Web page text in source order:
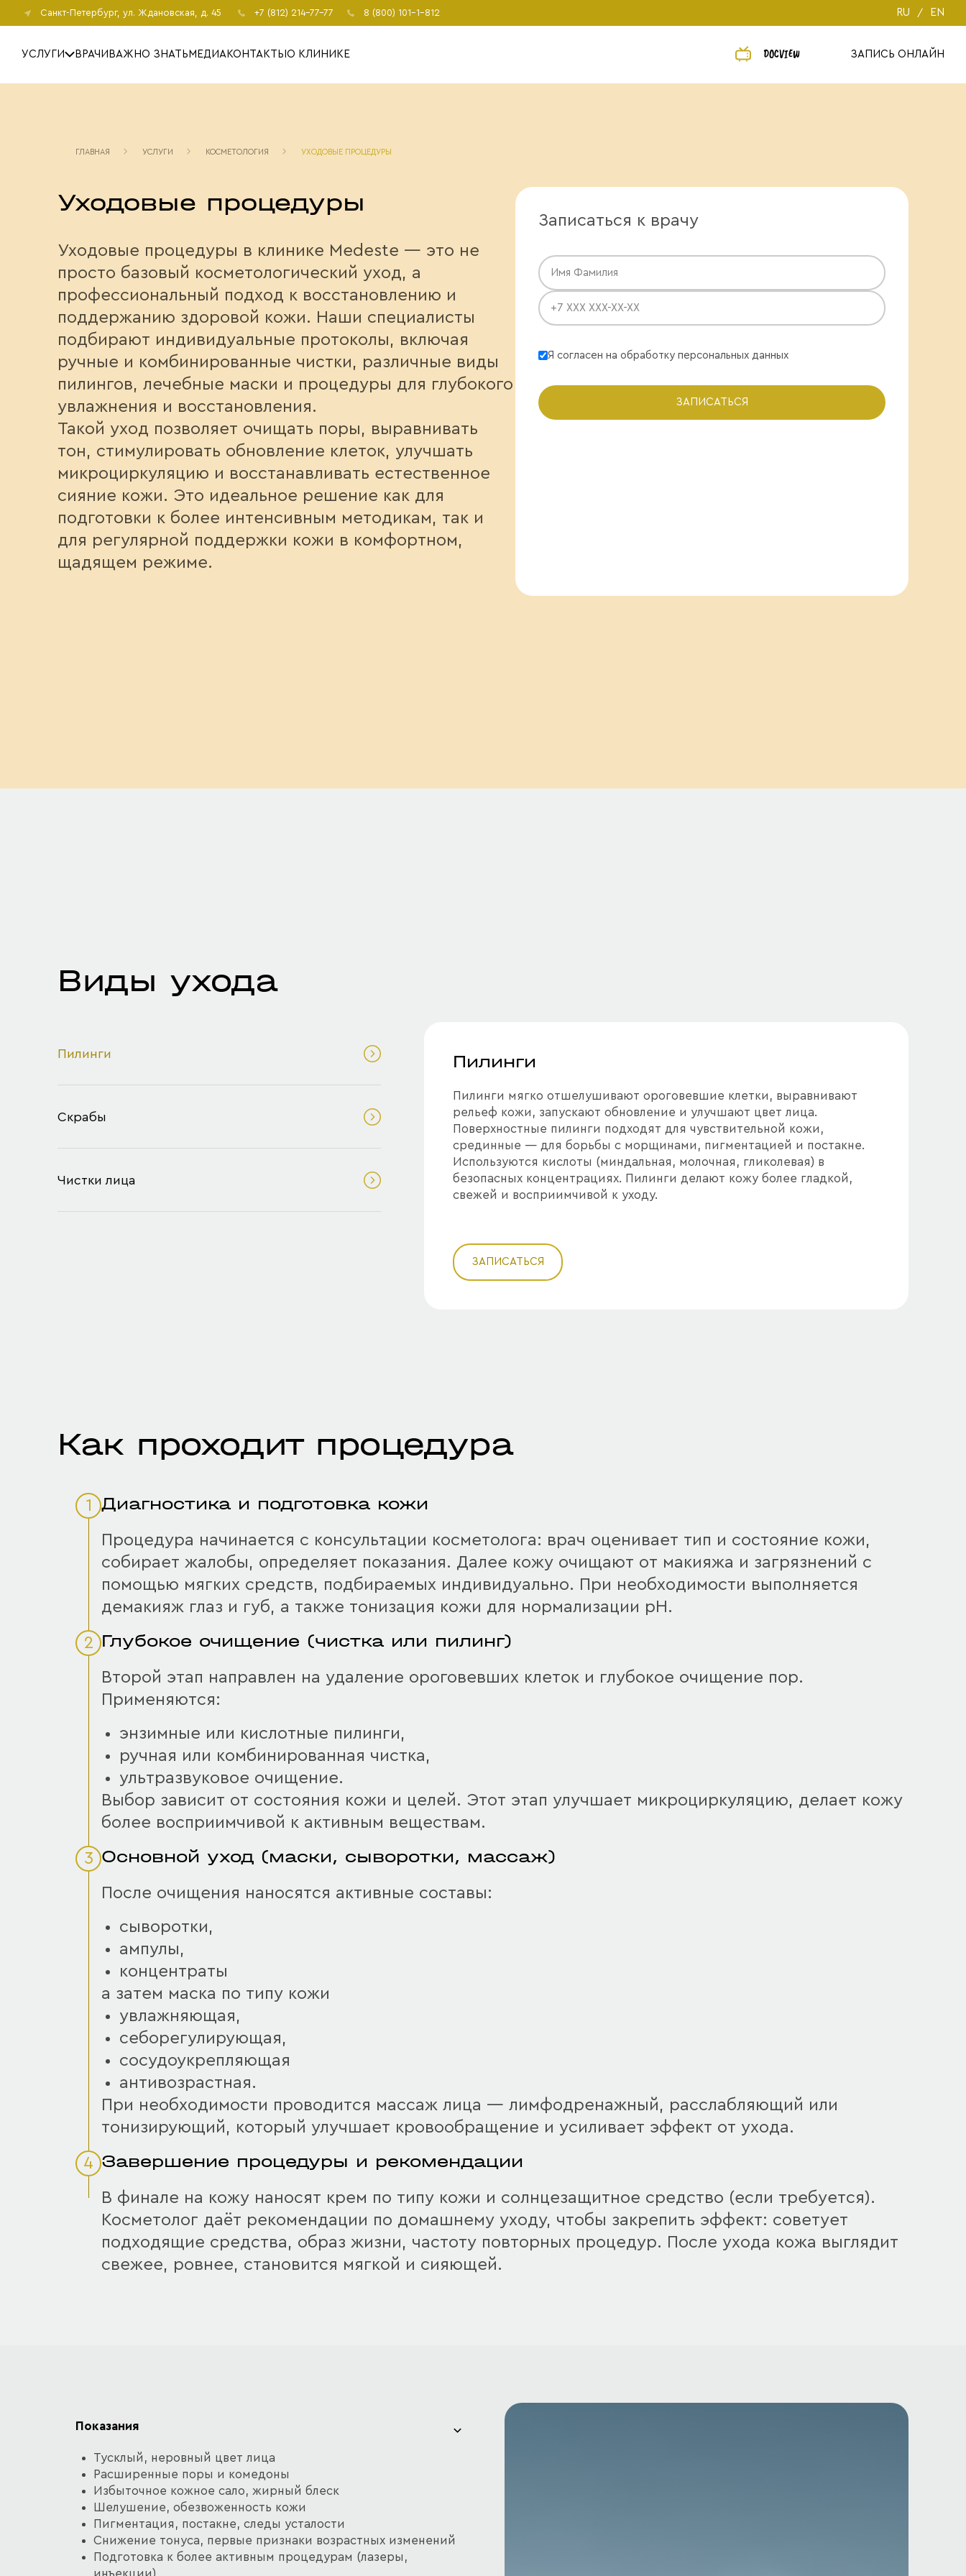
Санкт-Петербург, ул. Ждановская, д. 45 +7 (812) 214-77-77 8 (800) 101-1-812 RU EN
УСЛУГИ ВРАЧИ ВАЖНО ЗНАТЬ МЕДИА КОНТАКТЫ О КЛИНИКЕ DOCVIEW ЗАПИСЬ ОНЛАЙН
ГЛАВНАЯ УСЛУГИ КОСМЕТОЛОГИЯ УХОДОВЫЕ ПРОЦЕДУРЫ
Уходовые процедуры
Уходовые процедуры в клинике Medeste — это не
просто базовый косметологический уход, а
профессиональный подход к восстановлению и
поддержанию здоровой кожи. Наши специалисты
подбирают индивидуальные протоколы, включая
ручные и комбинированные чистки, различные виды
пилингов, лечебные маски и процедуры для глубокого
увлажнения и восстановления.
Такой уход позволяет очищать поры, выравнивать
тон, стимулировать обновление клеток, улучшать
микроциркуляцию и восстанавливать естественное
сияние кожи. Это идеальное решение как для
подготовки к более интенсивным методикам, так и
для регулярной поддержки кожи в комфортном,
щадящем режиме.
Записаться к врачу
Я согласен на обработку персональных данных
ЗАПИСАТЬСЯ
Виды ухода
Пилинги
Скрабы
Чистки лица
Пилинги
Пилинги мягко отшелушивают ороговевшие клетки, выравнивают
рельеф кожи, запускают обновление и улучшают цвет лица.
Поверхностные пилинги подходят для чувствительной кожи,
срединные — для борьбы с морщинами, пигментацией и постакне.
Используются кислоты (миндальная, молочная, гликолевая) в
безопасных концентрациях. Пилинги делают кожу более гладкой,
свежей и восприимчивой к уходу.
ЗАПИСАТЬСЯ
Как проходит процедура
1 Диагностика и подготовка кожи
Процедура начинается с консультации косметолога: врач оценивает тип и состояние кожи,
собирает жалобы, определяет показания. Далее кожу очищают от макияжа и загрязнений с
помощью мягких средств, подбираемых индивидуально. При необходимости выполняется
демакияж глаз и губ, а также тонизация кожи для нормализации pH.
2 Глубокое очищение (чистка или пилинг)
Второй этап направлен на удаление ороговевших клеток и глубокое очищение пор.
Применяются:
энзимные или кислотные пилинги,
ручная или комбинированная чистка,
ультразвуковое очищение.
Выбор зависит от состояния кожи и целей. Этот этап улучшает микроциркуляцию, делает кожу
более восприимчивой к активным веществам.
3 Основной уход (маски, сыворотки, массаж)
После очищения наносятся активные составы:
сыворотки,
ампулы,
концентраты
а затем маска по типу кожи
увлажняющая,
себорегулирующая,
сосудоукрепляющая
антивозрастная.
При необходимости проводится массаж лица — лимфодренажный, расслабляющий или
тонизирующий, который улучшает кровообращение и усиливает эффект от ухода.
4 Завершение процедуры и рекомендации
В финале на кожу наносят крем по типу кожи и солнцезащитное средство (если требуется).
Косметолог даёт рекомендации по домашнему уходу, чтобы закрепить эффект: советует
подходящие средства, образ жизни, частоту повторных процедур. После ухода кожа выглядит
свежее, ровнее, становится мягкой и сияющей.
Показания
Тусклый, неровный цвет лица
Расширенные поры и комедоны
Избыточное кожное сало, жирный блеск
Шелушение, обезвоженность кожи
Пигментация, постакне, следы усталости
Снижение тонуса, первые признаки возрастных изменений
Подготовка к более активным процедурам (лазеры,
инъекции)